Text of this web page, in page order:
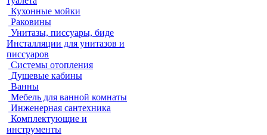
Кухонные мойки
Раковины
Унитазы, писсуары, биде
Инсталляции для унитазов и
писсуаров
Системы отопления
Душевые кабины
Ванны
Мебель для ванной комнаты
Инженерная сантехника
Комплектующие и
инструменты